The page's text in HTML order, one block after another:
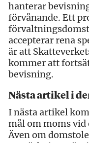
hanterar
förvånande. Ett
accepterar rena
är att
kommer att
bevisning.
Nästa artikel i
I nästa artikel
mål om moms vid
Även om